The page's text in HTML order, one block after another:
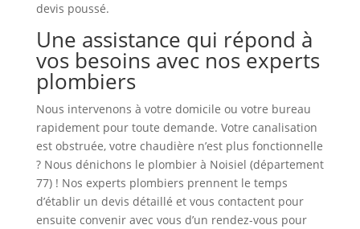
devis poussé.
Une assistance qui répond à
vos besoins avec nos experts
plombiers
Nous intervenons à votre domicile ou votre bureau
rapidement pour toute demande. Votre canalisation
est obstruée, votre chaudière n’est plus fonctionnelle
? Nous dénichons le plombier à Noisiel (département
77) ! Nos experts plombiers prennent le temps
d’établir un devis détaillé et vous contactent pour
ensuite convenir avec vous d’un rendez-vous pour